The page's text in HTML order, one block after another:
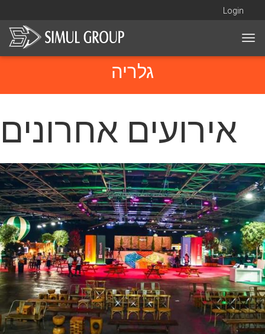
Login
גלריה
אירועים אחרונים